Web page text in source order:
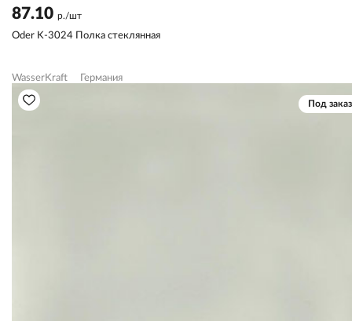
87.10 р./шт
Oder K-3024 Полка стеклянная
WasserKraft Германия
Под заказ